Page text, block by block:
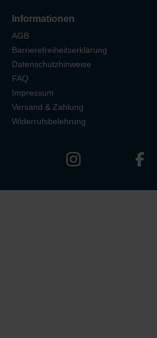
Informationen
AGB
Barrierefreiheitserklärung
Datenschutzhinweise
FAQ
Impressum
Versand & Zahlung
Widerrufsbelehrung